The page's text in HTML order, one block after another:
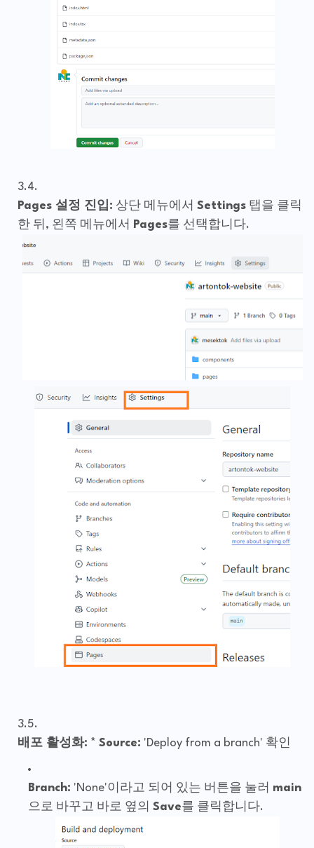
Pages 설정 진입: 상단 메뉴에서 Settings 탭을 클릭
한 뒤, 왼쪽 메뉴에서
Pages를 선택합니다.
배포 활성화: * Source: 'Deploy from a branch' 확인
Branch: 'None'이라고 되어 있는 버튼을 눌러 main
으로 바꾸고 바로 옆의 Save를 클릭합니다.